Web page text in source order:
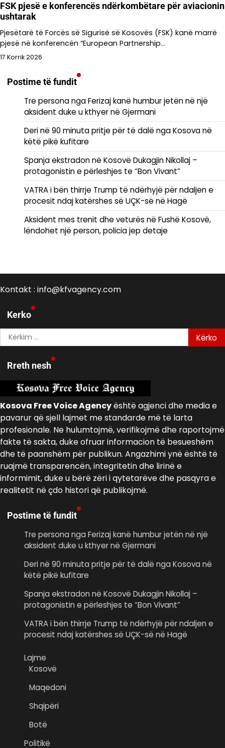
FSK pjesë e konferencës ndërkombëtare për aviacionin
ushtarak
Pjesëtarë të Forcës së Sigurisë së Kosovës (FSK) kanë marrë
pjesë në konferencën “European Partnership…
17 Korrik 2026
Postime të fundit
Tre persona nga Ferizaj kanë humbur jetën në një
aksident duke u kthyer në Gjermani
Deri në 90 minuta pritje për të dalë nga Kosova në
këtë pikë kufitare
Spanja ekstradon në Kosovë Dukagjin Nikollaj –
protagonistin e përleshjes te “Bon Vivant”
VATRA i bën thirrje Trump të ndërhyjë për ndaljen e
procesit ndaj katërshes së UÇK-së në Hagë
Aksident mes trenit dhe veturës në Fushë Kosovë,
lëndohet një person, policia jep detaje
Kontakt : info@kfvagency.com
Kerko
Kërko
për:
Rreth nesh
Kosova Free Voice Agencyështë agjenci dhe media e
pavarur që sjell lajmet me standarde më të larta
profesionale. Ne hulumtojmë, verifikojmë dhe raportojmë
fakte të sakta, duke ofruar informacion të besueshëm
dhe të paanshëm për publikun. Angazhimi ynë është të
ruajmë transparencën, integritetin dhe lirinë e
informimit, duke u bërë zëri i qytetarëve dhe pasqyra e
realitetit në çdo histori që publikojmë.
Postime të fundit
Tre persona nga Ferizaj kanë humbur jetën në një
aksident duke u kthyer në Gjermani
Deri në 90 minuta pritje për të dalë nga Kosova në
këtë pikë kufitare
Spanja ekstradon në Kosovë Dukagjin Nikollaj –
protagonistin e përleshjes te “Bon Vivant”
VATRA i bën thirrje Trump të ndërhyjë për ndaljen e
procesit ndaj katërshes së UÇK-së në Hagë
Lajme
Kosovë
Maqedoni
Shqipëri
Botë
Politikë